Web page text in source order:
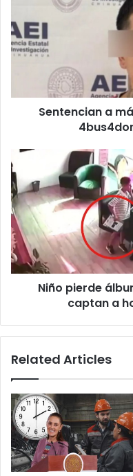
de
21
años
a
4bus4dor
men0r
Sentencian a
Niño
pierde
álbum
del
Mundial
y
cámaras
captan
a
hombreNiño pierde
captan a
Related Articles